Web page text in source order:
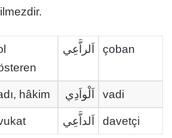
اَلراَّعِي çoban
hâkim اَلْواَدِي vadi
اَلداَّعِي davetçi